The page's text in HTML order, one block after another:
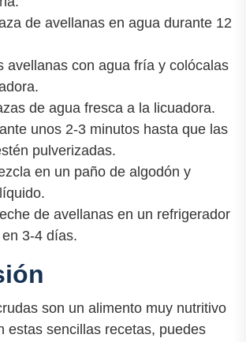
de avellanas en agua durante 12
avellanas con agua fría y colócalas
de agua fresca a la licuadora.
unos 2-3 minutos hasta que las
pulverizadas.
en un paño de algodón y
de avellanas en un refrigerador
3-4 días.
son un alimento muy nutritivo
estas sencillas recetas, puedes